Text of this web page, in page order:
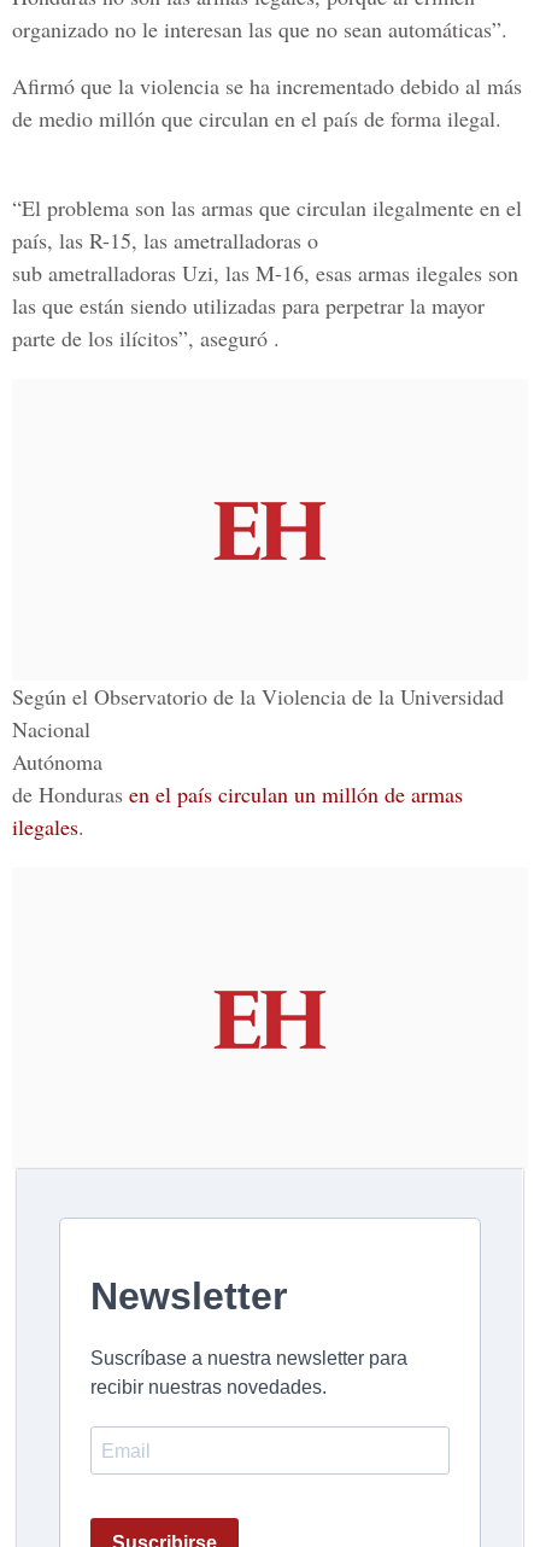
organizado no le interesan las que no sean automáticas”.
Afirmó que la violencia se ha incrementado debido al más
de medio millón que circulan en el país de forma ilegal.
“El problema son las armas que circulan ilegalmente en el
país, las R-15, las ametralladoras o
sub ametralladoras Uzi, las M-16, esas armas ilegales son
las que están siendo utilizadas para perpetrar la mayor
parte de los ilícitos”, aseguró .
Según el Observatorio de la Violencia de la Universidad
Nacional
Autónoma
de Honduras en el país circulan un millón de armas
ilegales.